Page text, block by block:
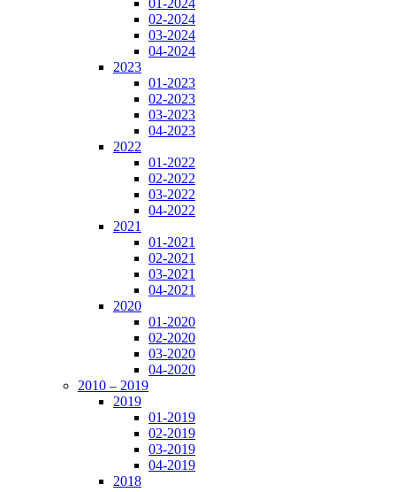
01-2024
02-2024
03-2024
04-2024
2023
01-2023
02-2023
03-2023
04-2023
2022
01-2022
02-2022
03-2022
04-2022
2021
01-2021
02-2021
03-2021
04-2021
2020
01-2020
02-2020
03-2020
04-2020
2010 – 2019
2019
01-2019
02-2019
03-2019
04-2019
2018